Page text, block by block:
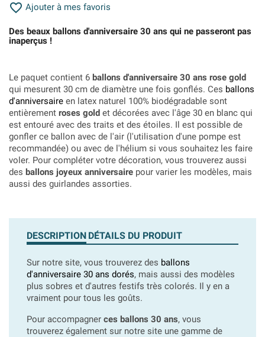
 Ajouter à mes favoris
Des beaux ballons d'anniversaire 30 ans qui ne passeront pas
inaperçus !
Le paquet contient 6 ballons d'anniversaire 30 ans rose gold
qui mesurent 30 cm de diamètre une fois gonflés. Ces ballons
d'anniversaire en latex naturel 100% biodégradable sont
entièrement roses gold et décorées avec l'âge 30 en blanc qui
est entouré avec des traits et des étoiles. Il est possible de
gonfler ce ballon avec de l'air (l'utilisation d'une pompe est
recommandée) ou avec de l'hélium si vous souhaitez les faire
voler. Pour compléter votre décoration, vous trouverez aussi
des ballons joyeux anniversaire pour varier les modèles, mais
aussi des guirlandes assorties.
DESCRIPTION DÉTAILS DU PRODUIT
Sur notre site, vous trouverez des ballons
d'anniversaire 30 ans dorés, mais aussi des modèles
plus sobres et d'autres festifs très colorés. Il y en a
vraiment pour tous les goûts.
Pour accompagner ces ballons 30 ans, vous
trouverez également sur notre site une gamme de